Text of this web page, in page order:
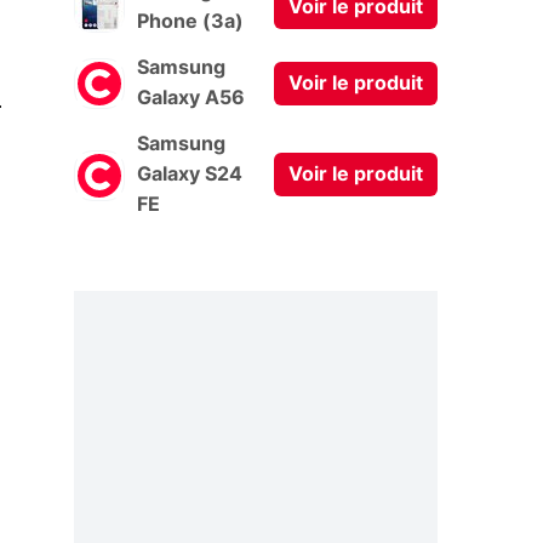
Phone (3a)
Voir le produit
Samsung
Galaxy A56
Voir le produit
Samsung
Galaxy S24
FE
Voir le produit